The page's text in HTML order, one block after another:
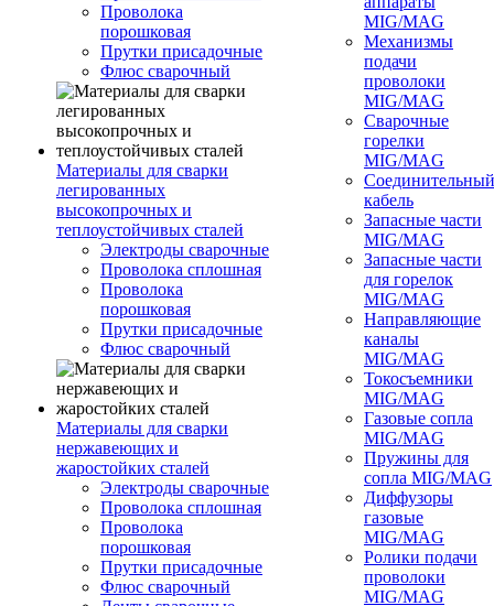
Проволока
порошковая
Прутки присадочные
Флюс сварочный
Материалы для сварки
легированных
высокопрочных и
теплоустойчивых сталей
Электроды сварочные
Проволока сплошная
Проволока
порошковая
Прутки присадочные
Флюс сварочный
Материалы для сварки
нержавеющих и
жаростойких сталей
Электроды сварочные
Проволока сплошная
Проволока
порошковая
Прутки присадочные
Флюс сварочный
MIG/MAG
Механизмы
подачи
проволоки
MIG/MAG
Сварочные
горелки
MIG/MAG
Соединительный
кабель
Запасные части
MIG/MAG
Запасные части
для горелок
MIG/MAG
Направляющие
каналы
MIG/MAG
Токосъемники
MIG/MAG
Газовые сопла
MIG/MAG
Пружины для
сопла MIG/MAG
Диффузоры
газовые
MIG/MAG
Ролики подачи
проволоки
MIG/MAG